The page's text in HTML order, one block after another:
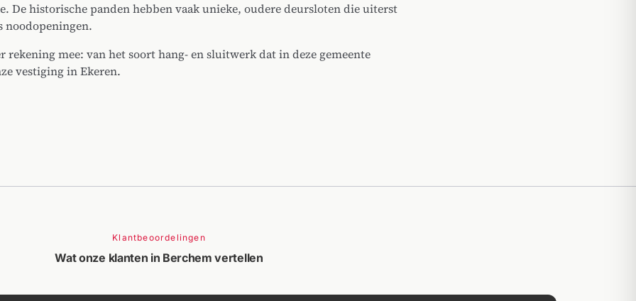
De historische panden hebben vaak unieke, oudere deursloten die uiterst
noodopeningen.
mee: van het soort hang- en sluitwerk dat in deze gemeente
vestiging in Ekeren.
Klantbeoordelingen
Wat onze klanten in Berchem vertellen